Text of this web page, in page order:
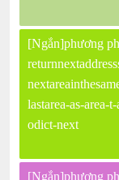
[Ngắn]phương
lastarea-as-area-
odict-next
[Ngắn]phương